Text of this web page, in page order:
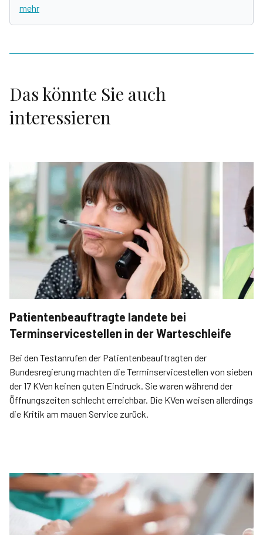
mehr
Das könnte Sie auch
interessieren
Patientenbeauftragte landete bei
Terminservicestellen in der Warteschleife
Bei den Testanrufen der Patientenbeauftragten der
Bundesregierung machten die Terminservicestellen von sieben
der 17 KVen keinen guten Eindruck. Sie waren während der
Öffnungszeiten schlecht erreichbar. Die KVen weisen allerdings
die Kritik am mauen Service zurück.